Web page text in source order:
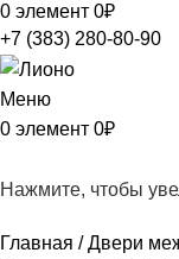
0 элемент 0₽
+7 (383) 280-80-90
Меню
0 элемент 0₽
Нажмите, чтобы
Главная Двери